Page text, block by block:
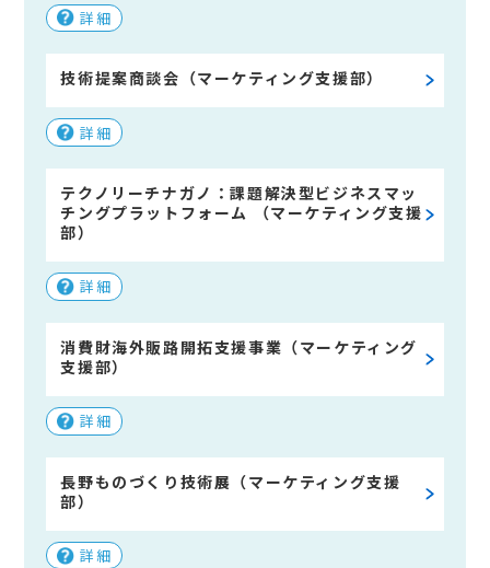
詳細
技術提案商談会（マーケティング支援部）
詳細
テクノリーチナガノ：課題解決型ビジネスマッ
チングプラットフォーム （マーケティング支援
部）
詳細
消費財海外販路開拓支援事業（マーケティング
支援部）
詳細
長野ものづくり技術展（マーケティング支援
部）
詳細